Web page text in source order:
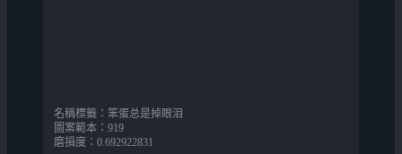
名稱標籤 ： 笨蛋总是掉眼泪
圖案範本 ： 919
磨損度 ： 0.692922831